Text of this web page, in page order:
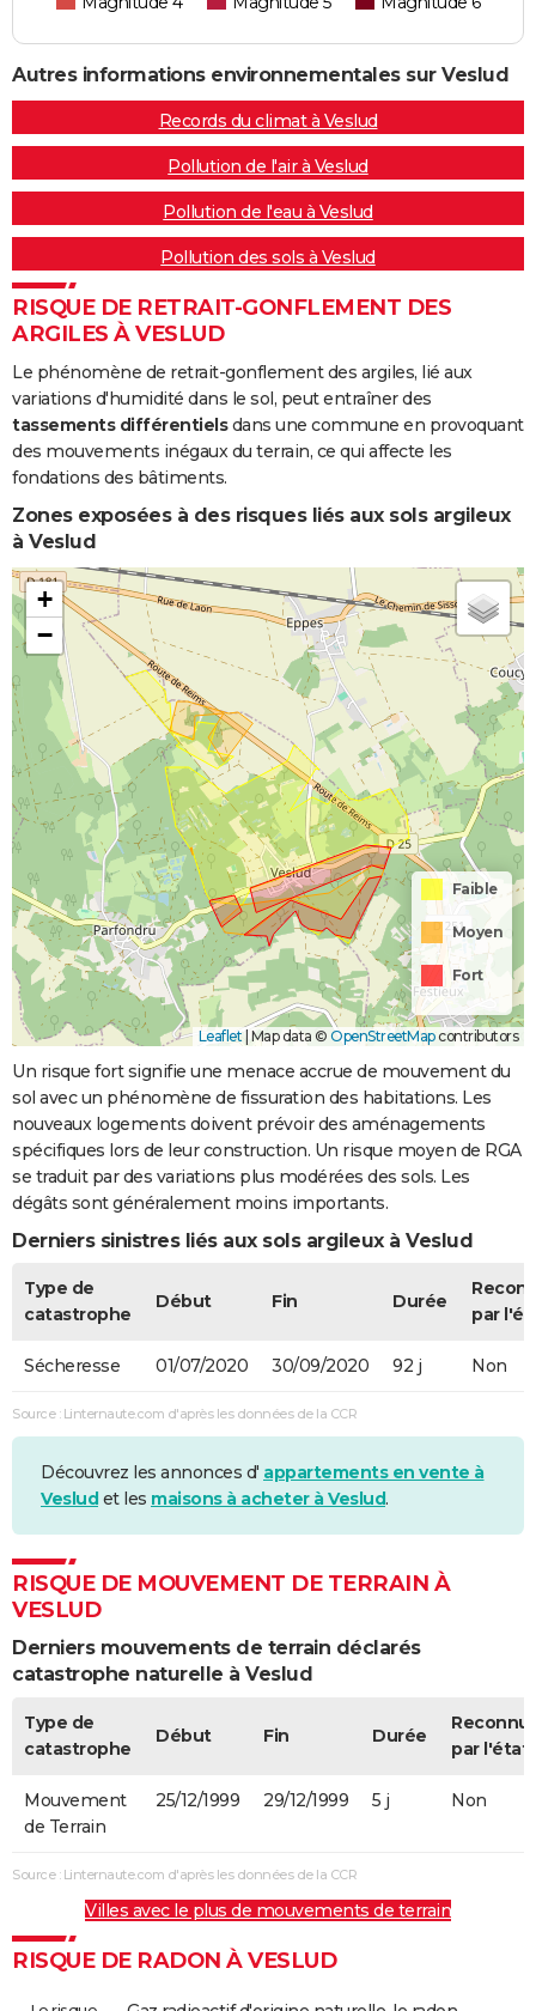
Autres informations environnementales sur Veslud
Records du climat à Veslud
Pollution de l'air à Veslud
Pollution de l'eau à Veslud
Pollution des sols à Veslud
RISQUE DE RETRAIT-GONFLEMENT DES
ARGILES À VESLUD
Le phénomène de retrait-gonflement des argiles, lié aux
variations d'humidité dans le sol, peut entraîner des
tassements différentielsdans une commune en provoquant
des mouvements inégaux du terrain, ce qui affecte les
fondations des bâtiments.
Zones exposées à des risques liés aux sols argileux
à Veslud
+
−
Faible
Moyen
Fort
Leaflet| Map data © OpenStreetMapcontributors
Un risque fort signifie une menace accrue de mouvement du
sol avec un phénomène de fissuration des habitations. Les
nouveaux logements doivent prévoir des aménagements
spécifiques lors de leur construction. Un risque moyen de RGA
se traduit par des variations plus modérées des sols. Les
dégâts sont généralement moins importants.
Derniers sinistres liés aux sols argileux à Veslud
Type de
catastrophe
Début Fin Durée
par
Sécheresse 01/07/2020 30/09/2020 92 j Non
Source : Linternaute.com d'après les données de la CCR
Découvrez les annonces d' appartements en vente à
Veslud et les maisons à acheter à Veslud.
RISQUE DE MOUVEMENT DE TERRAIN À
VESLUD
Derniers mouvements de terrain déclarés
catastrophe naturelle à Veslud
Type de
catastrophe
Début Fin Durée
par l'état
Mouvement
de Terrain
25/12/1999 29/12/1999 5 j Non
Source : Linternaute.com d'après les données de la CCR
Villes avec le plus de mouvements de terrain
RISQUE DE RADON À VESLUD